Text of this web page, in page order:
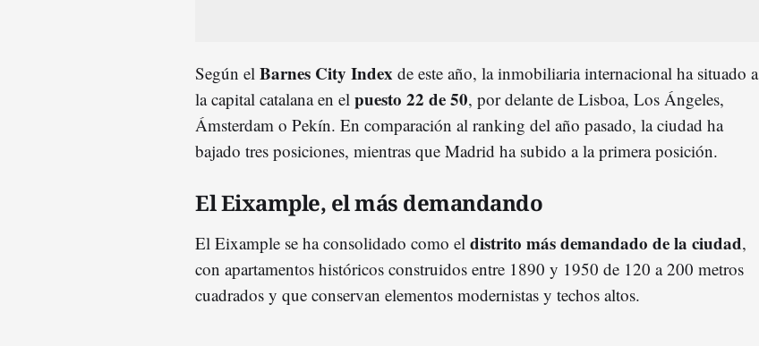
Según el Barnes City Index de este año, la inmobiliaria internacional ha situado a
la capital catalana en el puesto 22 de 50, por delante de Lisboa, Los Ángeles,
Ámsterdam o Pekín. En comparación al ranking del año pasado, la ciudad ha
bajado tres posiciones, mientras que Madrid ha subido a la primera posición.
El Eixample, el más demandando
El Eixample se ha consolidado como el distrito más demandado de la ciudad,
con apartamentos históricos construidos entre 1890 y 1950 de 120 a 200 metros
cuadrados y que conservan elementos modernistas y techos altos.